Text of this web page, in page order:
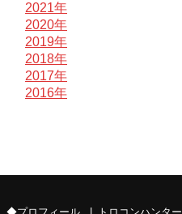
2021年
2020年
2019年
2018年
2017年
2016年